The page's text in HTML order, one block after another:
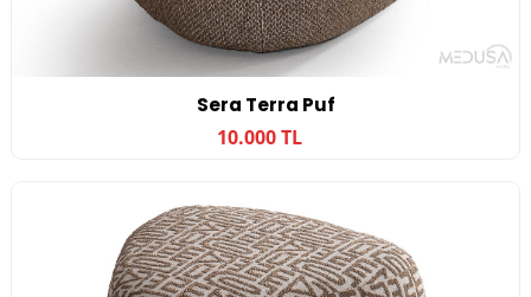
Sera Terra Puf
10.000 TL